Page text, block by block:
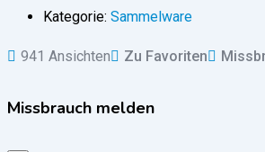
Kategorie: Sammelware
941 Ansichten Zu Favoriten
Missbrauch melden